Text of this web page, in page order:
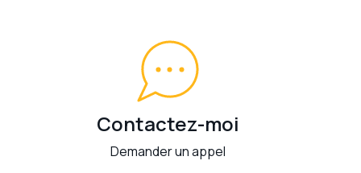
Contactez-moi
Demander un appel